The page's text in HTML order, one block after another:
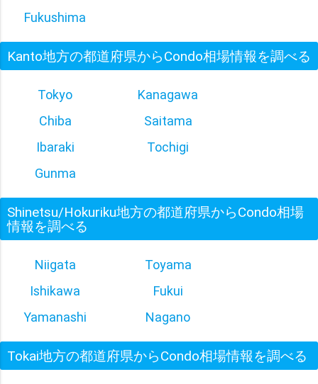
Fukushima
Kanto地方の都道府県からCondo相場情報を調べる
Tokyo
Kanagawa
Chiba
Saitama
Ibaraki
Tochigi
Gunma
Shinetsu/Hokuriku地方の都道府県からCondo相場
情報を調べる
Niigata
Toyama
Ishikawa
Fukui
Yamanashi
Nagano
Tokai地方の都道府県からCondo相場情報を調べる